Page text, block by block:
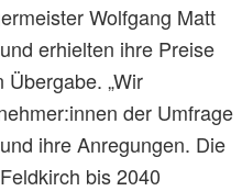
Wolfgang Matt
erhielten ihre Preise
„Wir
der Umfrage
ihre Anregungen. Die
bis 2040